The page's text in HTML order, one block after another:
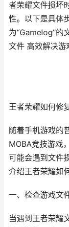
者荣耀文件损坏
性。以下是具体
为“Gamelog”的
文件 高效解决游
王者荣耀如何修
随着手机游戏的
MOBA竞技游戏
可能会遇到文件
介绍王者荣耀如
一、检查游戏文
当遇到王者荣耀